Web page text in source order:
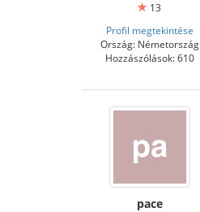
13
Profil megtekintése
Ország: Németország
Hozzászólások: 610
pace